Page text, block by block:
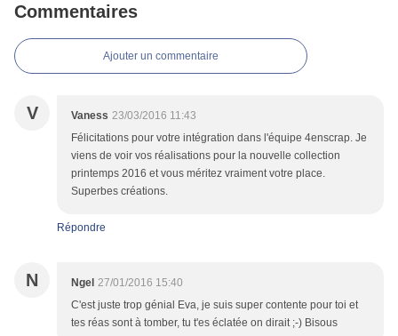
Commentaires
Ajouter un commentaire
V Vaness 23/03/2016 11:43
Félicitations pour votre intégration dans l'équipe 4enscrap. Je
viens de voir vos réalisations pour la nouvelle collection
printemps 2016 et vous méritez vraiment votre place.
Superbes créations.
Répondre
N Ngel 27/01/2016 15:40
C'est juste trop génial Eva, je suis super contente pour toi et
tes réas sont à tomber, tu t'es éclatée on dirait ;-) Bisous